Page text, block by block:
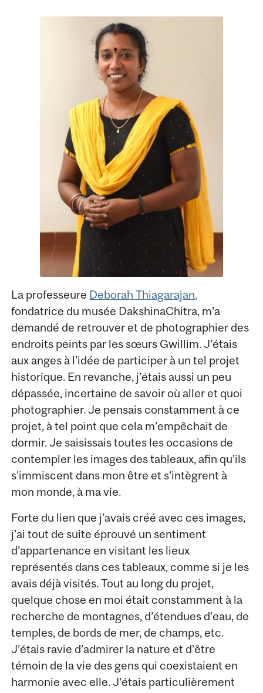
La professeure Deborah Thiagarajan,
fondatrice du musée DakshinaChitra, m’a
demandé de retrouver et de photographier des
endroits peints par les sœurs Gwillim. J’étais
aux anges à l’idée de participer à un tel projet
historique. En revanche, j’étais aussi un peu
dépassée, incertaine de savoir où aller et quoi
photographier. Je pensais constamment à ce
projet, à tel point que cela m’empêchait de
dormir. Je saisissais toutes les occasions de
contempler les images des tableaux, afin qu’ils
s’immiscent dans mon être et s’intègrent à
mon monde, à ma vie.
Forte du lien que j’avais créé avec ces images,
j’ai tout de suite éprouvé un sentiment
d’appartenance en visitant les lieux
représentés dans ces tableaux, comme si je les
avais déjà visités. Tout au long du projet,
quelque chose en moi était constamment à la
recherche de montagnes, d’étendues d’eau, de
temples, de bords de mer, de champs, etc.
J’étais ravie d’admirer la nature et d’être
témoin de la vie des gens qui coexistaient en
harmonie avec elle. J’étais particulièrement